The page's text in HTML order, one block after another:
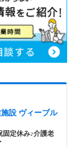
設 ヴィーブル
固定休み♪介護老